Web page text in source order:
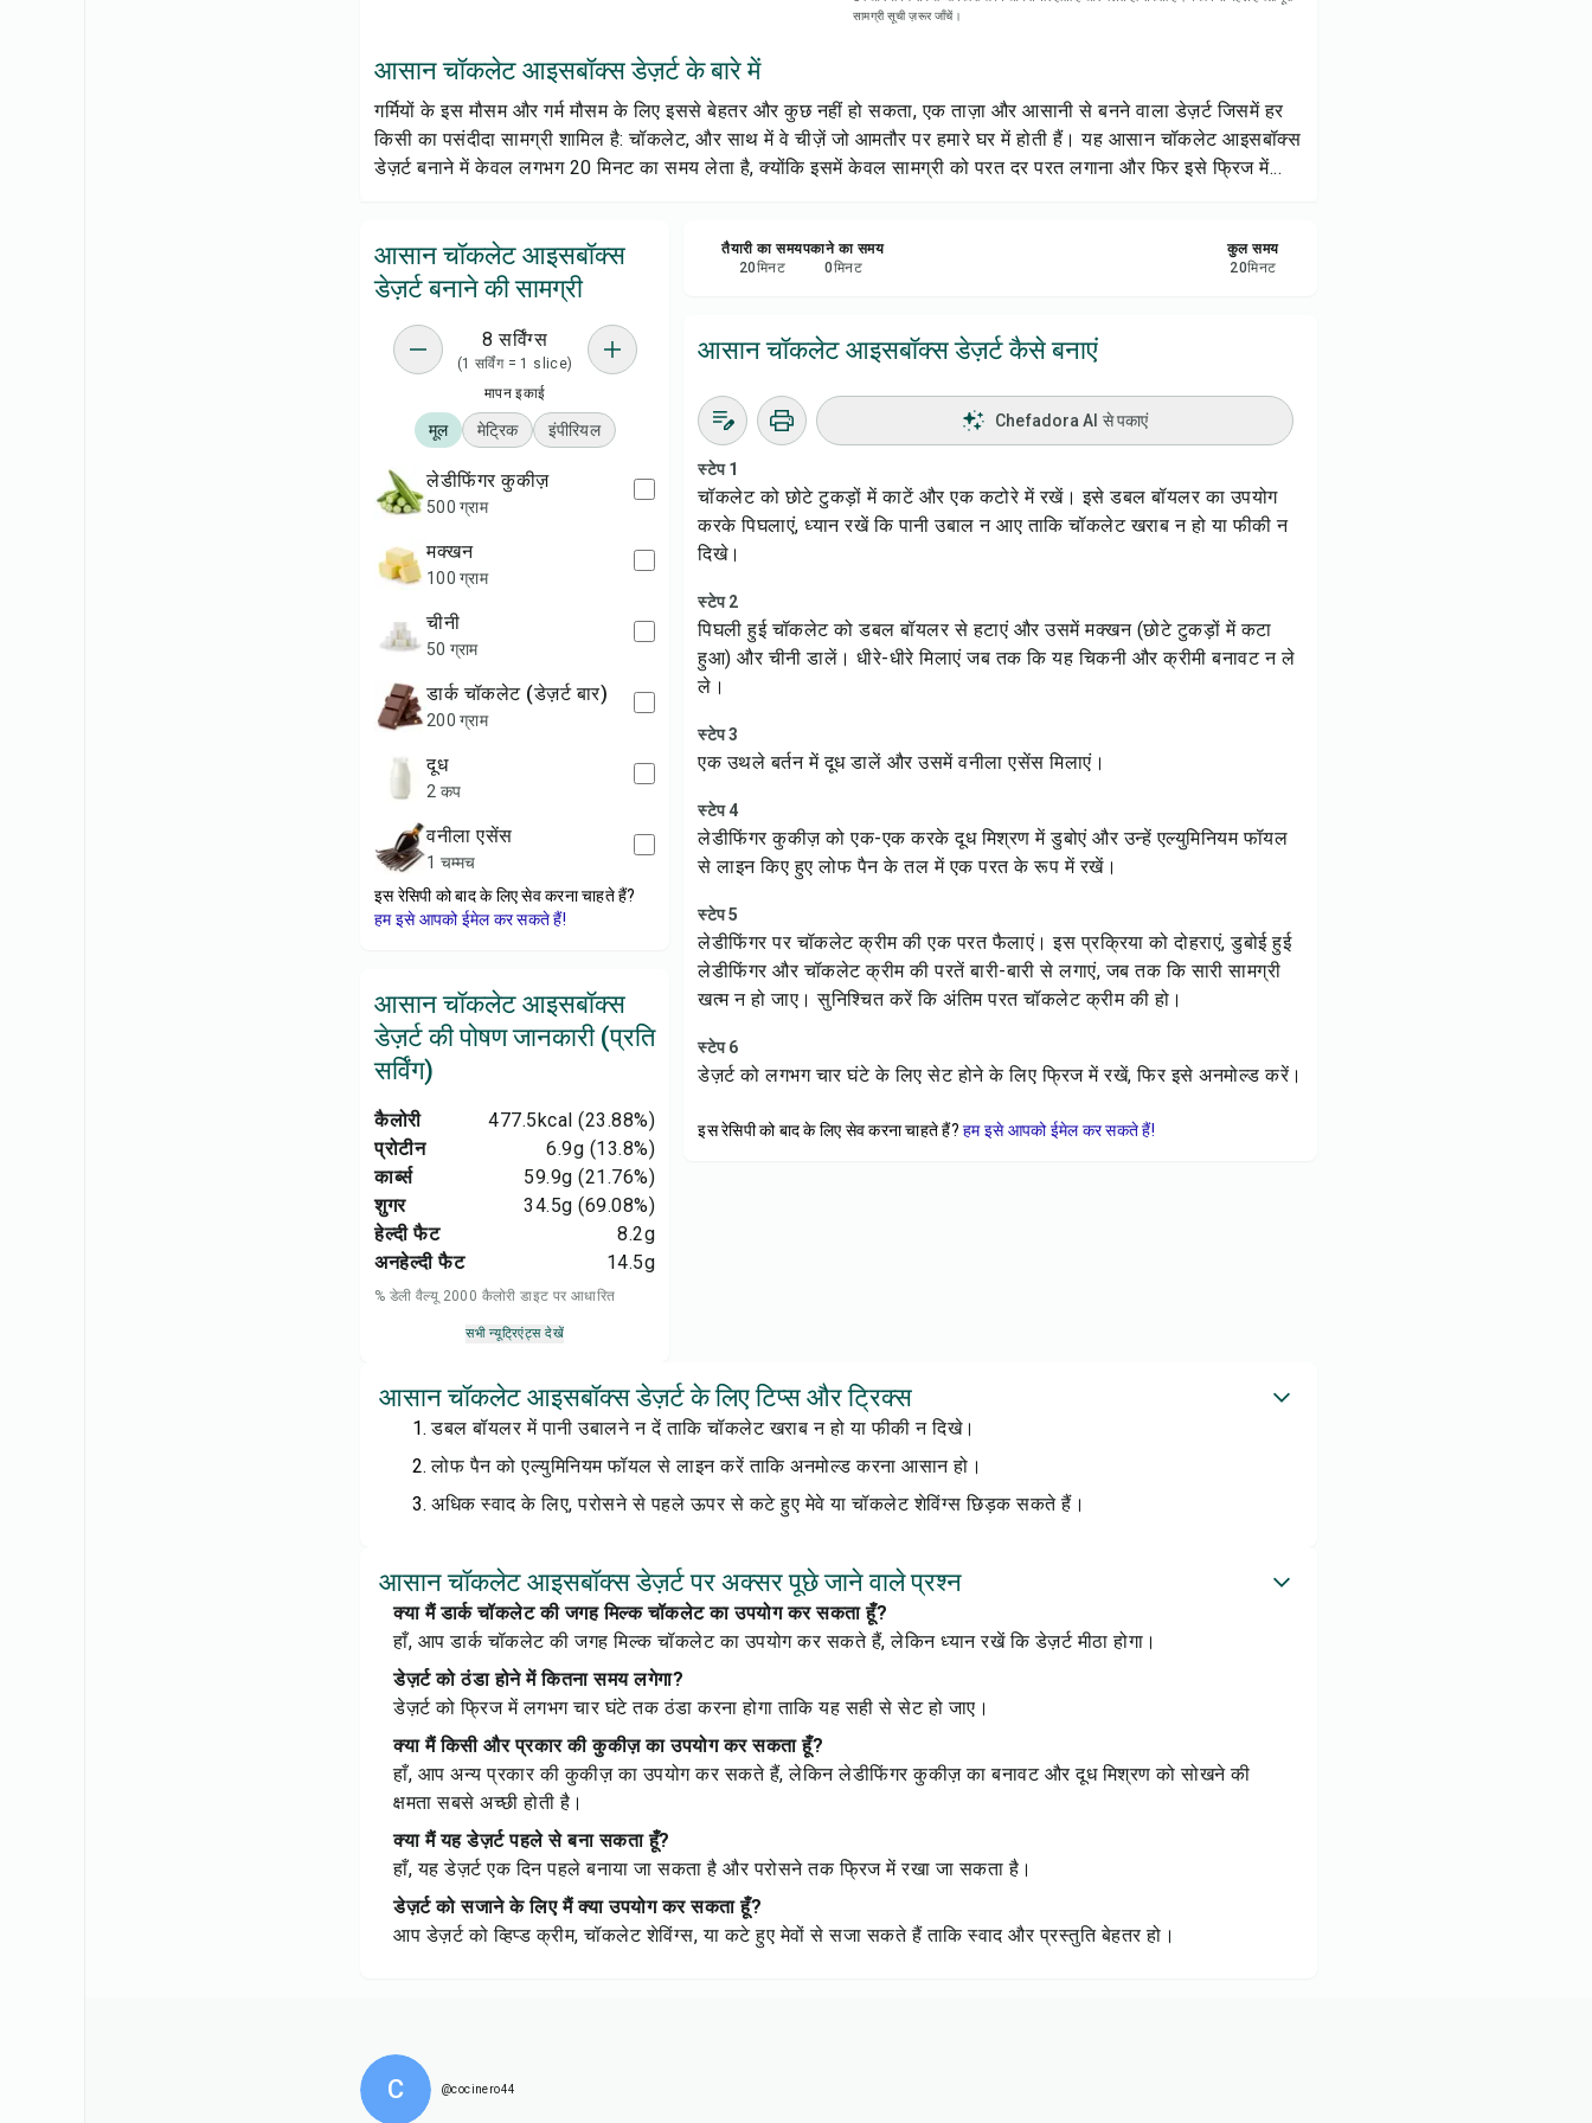
रिपोर्ट करें
सामग्री सूची ज़रूर जाँचें।
आसान चॉकलेट आइसबॉक्स डेज़र्ट के बारे में
गर्मियों के इस मौसम और गर्म मौसम के लिए इससे बेहतर और कुछ नहीं हो सकता, एक ताज़ा और आसानी से बनने वाला डेज़र्ट जिसमें हर
किसी का पसंदीदा सामग्री शामिल है: चॉकलेट, और साथ में वे चीज़ें जो आमतौर पर हमारे घर में होती हैं। यह आसान चॉकलेट आइसबॉक्स
डेज़र्ट बनाने में केवल लगभग 20 मिनट का समय लेता है, क्योंकि इसमें केवल सामग्री को परत दर परत लगाना और फिर इसे फ्रिज में...
आसान चॉकलेट आइसबॉक्स
डेज़र्ट बनाने की सामग्री
8 सर्विंग्स
(1 सर्विंग = 1 slice)
मापन इकाई
मूल मेट्रिक इंपीरियल
लेडीफिंगर कुकीज़
500 ग्राम
मक्खन
100 ग्राम
चीनी
50 ग्राम
डार्क चॉकलेट (डेज़र्ट बार)
200 ग्राम
दूध
2 कप
वनीला एसेंस
1 चम्मच
इस रेसिपी को बाद के लिए सेव करना चाहते हैं?
हम इसे आपको ईमेल कर सकते हैं!
आसान चॉकलेट आइसबॉक्स
डेज़र्ट की पोषण जानकारी (प्रति
सर्विंग)
कैलोरी 477.5kcal (23.88%)
प्रोटीन
6.9g (13.8%)
कार्ब्स
59.9g (21.76%)
शुगर
34.5g (69.08%)
हेल्दी फैट
8.2g
अनहेल्दी फैट
14.5g
% डेली वैल्यू 2000 कैलोरी डाइट पर आधारित
सभी न्यूट्रिएंट्स देखें
तैयारी का समय
20मिनट
पकाने का समय
0मिनट
कुल समय
20मिनट
आसान चॉकलेट आइसबॉक्स डेज़र्ट कैसे बनाएं
Chefadora AI से पकाएं
स्टेप 1
चॉकलेट को छोटे टुकड़ों में काटें और एक कटोरे में रखें। इसे डबल बॉयलर का उपयोग
करके पिघलाएं, ध्यान रखें कि पानी उबाल न आए ताकि चॉकलेट खराब न हो या फीकी न
दिखे।
स्टेप 2
पिघली हुई चॉकलेट को डबल बॉयलर से हटाएं और उसमें मक्खन (छोटे टुकड़ों में कटा
हुआ) और चीनी डालें। धीरे-धीरे मिलाएं जब तक कि यह चिकनी और क्रीमी बनावट न ले
ले।
स्टेप 3
एक उथले बर्तन में दूध डालें और उसमें वनीला एसेंस मिलाएं।
स्टेप 4
लेडीफिंगर कुकीज़ को एक-एक करके दूध मिश्रण में डुबोएं और उन्हें एल्युमिनियम फॉयल
से लाइन किए हुए लोफ पैन के तल में एक परत के रूप में रखें।
स्टेप 5
लेडीफिंगर पर चॉकलेट क्रीम की एक परत फैलाएं। इस प्रक्रिया को दोहराएं, डुबोई हुई
लेडीफिंगर और चॉकलेट क्रीम की परतें बारी-बारी से लगाएं, जब तक कि सारी सामग्री
खत्म न हो जाए। सुनिश्चित करें कि अंतिम परत चॉकलेट क्रीम की हो।
स्टेप 6
डेज़र्ट को लगभग चार घंटे के लिए सेट होने के लिए फ्रिज में रखें, फिर इसे अनमोल्ड करें।
इस रेसिपी को बाद के लिए सेव करना चाहते हैं? हम इसे आपको ईमेल कर सकते हैं!
आसान चॉकलेट आइसबॉक्स डेज़र्ट के लिए टिप्स और ट्रिक्स
डबल बॉयलर में पानी उबालने न दें ताकि चॉकलेट खराब न हो या फीकी न दिखे।
लोफ पैन को एल्युमिनियम फॉयल से लाइन करें ताकि अनमोल्ड करना आसान हो।
अधिक स्वाद के लिए, परोसने से पहले ऊपर से कटे हुए मेवे या चॉकलेट शेविंग्स छिड़क सकते हैं।
आसान चॉकलेट आइसबॉक्स डेज़र्ट पर अक्सर पूछे जाने वाले प्रश्न
क्या मैं डार्क चॉकलेट की जगह मिल्क चॉकलेट का उपयोग कर सकता हूँ?
हाँ, आप डार्क चॉकलेट की जगह मिल्क चॉकलेट का उपयोग कर सकते हैं, लेकिन ध्यान रखें कि डेज़र्ट मीठा होगा।
डेज़र्ट को ठंडा होने में कितना समय लगेगा?
डेज़र्ट को फ्रिज में लगभग चार घंटे तक ठंडा करना होगा ताकि यह सही से सेट हो जाए।
क्या मैं किसी और प्रकार की कुकीज़ का उपयोग कर सकता हूँ?
हाँ, आप अन्य प्रकार की कुकीज़ का उपयोग कर सकते हैं, लेकिन लेडीफिंगर कुकीज़ का बनावट और दूध मिश्रण को सोखने की
क्षमता सबसे अच्छी होती है।
क्या मैं यह डेज़र्ट पहले से बना सकता हूँ?
हाँ, यह डेज़र्ट एक दिन पहले बनाया जा सकता है और परोसने तक फ्रिज में रखा जा सकता है।
डेज़र्ट को सजाने के लिए मैं क्या उपयोग कर सकता हूँ?
आप डेज़र्ट को व्हिप्ड क्रीम, चॉकलेट शेविंग्स, या कटे हुए मेवों से सजा सकते हैं ताकि स्वाद और प्रस्तुति बेहतर हो।
C @cocinero44